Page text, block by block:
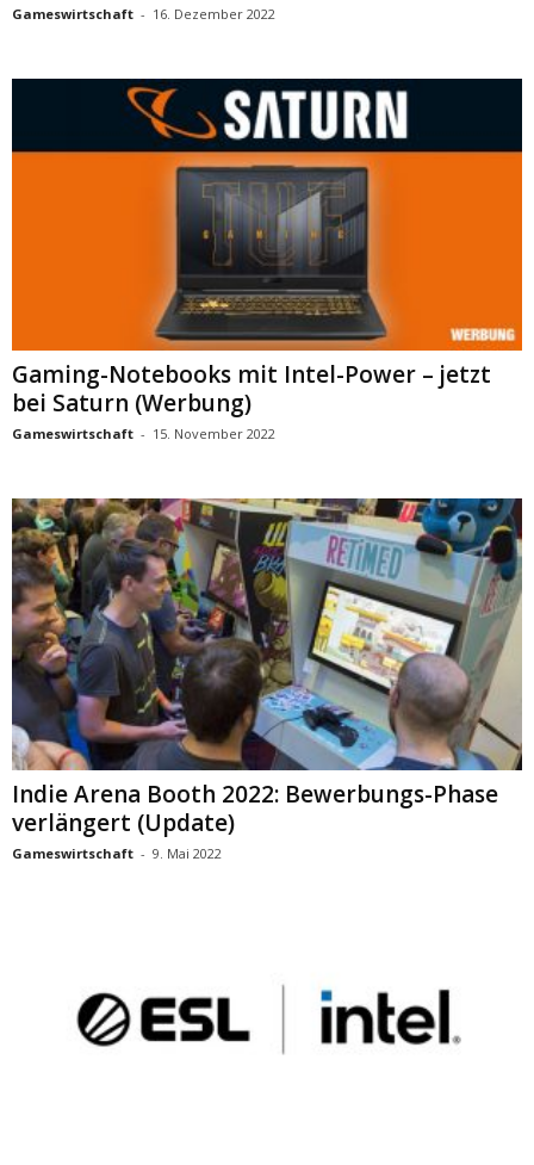
Gameswirtschaft - 16. Dezember 2022
Gaming-Notebooks mit Intel-Power – jetzt
bei Saturn (Werbung)
Gameswirtschaft - 15. November 2022
Indie Arena Booth 2022: Bewerbungs-Phase
verlängert (Update)
Gameswirtschaft - 9. Mai 2022